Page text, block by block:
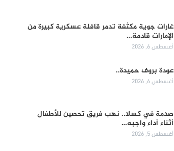
غارات جوية مكثفة تدمر قافلة عسكرية كبيرة من
الإمارات قادمة…
أغسطس 6, 2026
عودة بروف حميدة..
أغسطس 6, 2026
صدمة في كسلا.. نهب فريق تحصين للأطفال
أثناء أداء واجبه…
أغسطس 5, 2026